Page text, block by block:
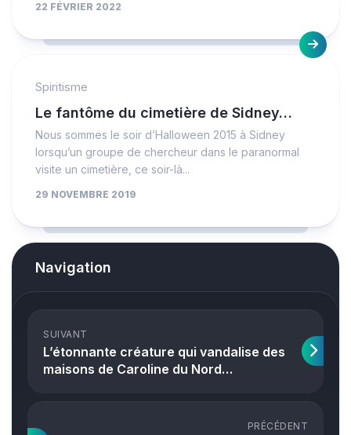
22 FÉVRIER 2022
Spiritisme
Le fantôme du cimetière de Sidney…
Nous sommes le soir d’Halloween 2015 à Sidney
lorsqu’un groupe de chercheur dans le paranormal
visite un cimetière, ce soir-là...
29 NOVEMBRE 2019
Navigation
SUIVANT
L’étonnante créature qui vandalise des
maisons de Caroline du Nord…
PRÉCÉDENT